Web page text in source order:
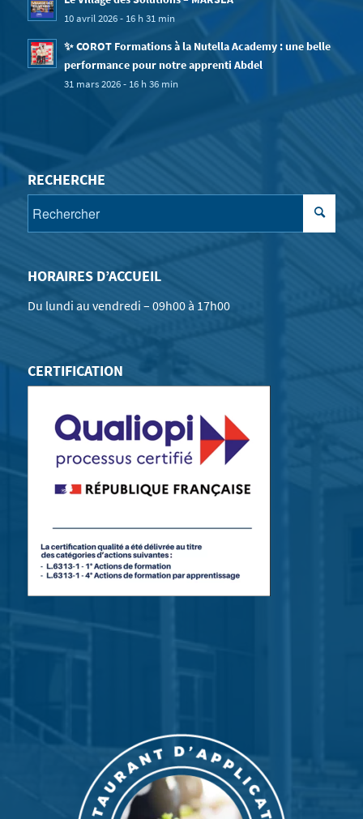
10 avril 2026 - 16 h 31 min
✨ COROT Formations à la Nutella Academy : une belle
performance pour notre apprenti Abdel
31 mars 2026 - 16 h 36 min
RECHERCHE
HORAIRES D’ACCUEIL
Du lundi au vendredi – 09h00 à 17h00
CERTIFICATION